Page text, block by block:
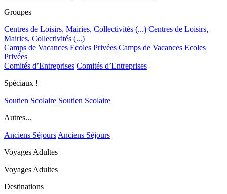
Groupes
Centres de Loisirs, Mairies, Collectivités (...) Centres de Loisirs,
Mairies, Collectivités (...)
Camps de Vacances Ecoles Privées Camps de Vacances Ecoles
Privées
Comités d’Entreprises Comités d’Entreprises
Spéciaux !
Soutien Scolaire Soutien Scolaire
Autres...
Anciens SéjoursAnciens Séjours
Voyages Adultes
Voyages Adultes
Destinations